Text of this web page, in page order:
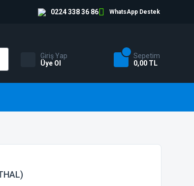
0224 338 36 86 WhatsApp Destek
Giriş Yap
Üye Ol
Sepetim
0,00 TL